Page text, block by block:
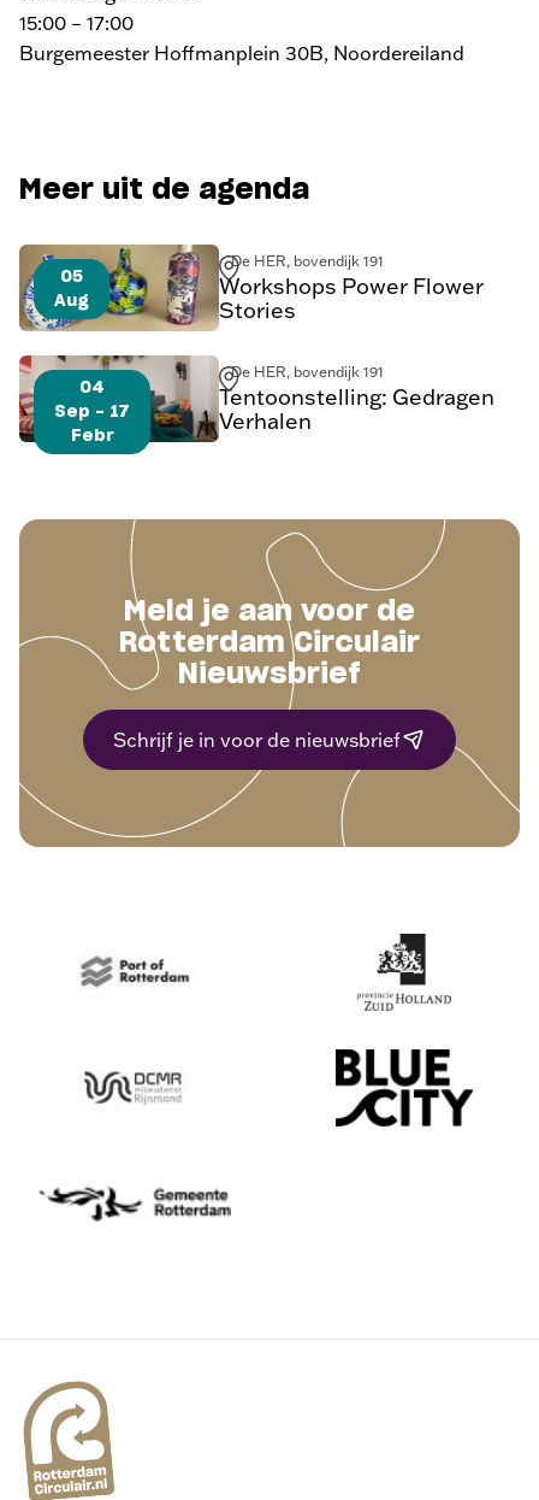
15:00 – 17:00
Burgemeester Hoffmanplein 30B, Noordereiland
Meer uit de agenda
05
Aug
De HER, bovendijk 191
Workshops Power Flower
Stories
04
Sep - 17
Febr
De HER, bovendijk 191
Tentoonstelling: Gedragen
Verhalen
Meld je aan voor de
Rotterdam Circulair
Nieuwsbrief
Schrijf je in voor de nieuwsbrief